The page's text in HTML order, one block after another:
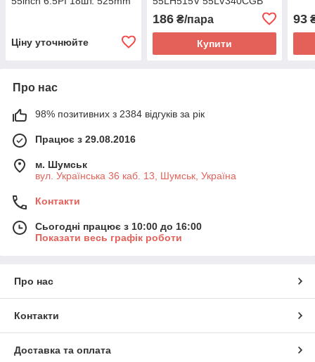
Ціну уточнюйте
55LJ624VZC 55LV541HTA
55LJ6800NA 55LV340C
2шт.
186₴/пара
Купити
93
Про нас
98% позитивних з 2384 відгуків за рік
Працює з 29.08.2016
м. Шумськ
вул. Українська 36 каб. 13, Шумськ, Україна
Контакти
Сьогодні працює з 10:00 до 16:00
Показати весь графік роботи
Про нас
Контакти
Доставка та оплата